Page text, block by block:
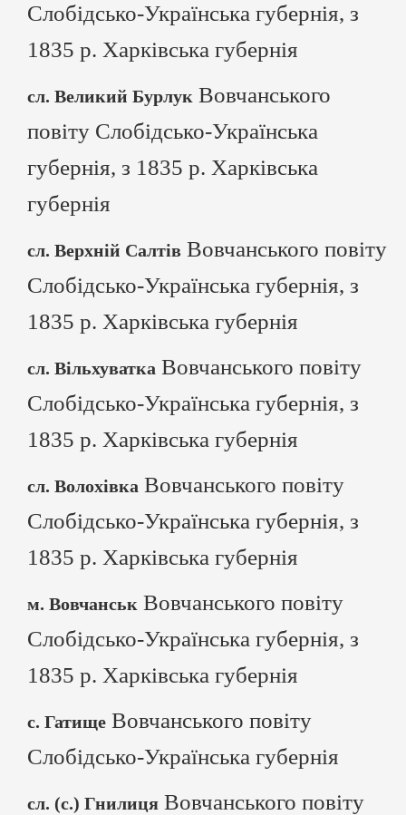
Слобідсько-Українська губернія, з
1835 р. Харківська губернія
сл. Великий Бурлук Вовчанського
повіту Слобідсько-Українська
губернія, з 1835 р. Харківська
губернія
сл. Верхній Салтів Вовчанського повіту
Слобідсько-Українська губернія, з
1835 р. Харківська губернія
сл. Вільхуватка Вовчанського повіту
Слобідсько-Українська губернія, з
1835 р. Харківська губернія
сл. Волохівка Вовчанського повіту
Слобідсько-Українська губернія, з
1835 р. Харківська губернія
м. Вовчанськ Вовчанського повіту
Слобідсько-Українська губернія, з
1835 р. Харківська губернія
с. Гатище Вовчанського повіту
Слобідсько-Українська губернія
сл. (с.) Гнилиця Вовчанського повіту